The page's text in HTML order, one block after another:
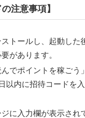
注意事項】
トールし、起動した
があります。
んでポイントを稼ごう
以内に招待コードを
に入力欄が表示され